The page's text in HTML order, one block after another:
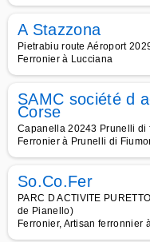
A Stazzona
Pietrabiu route Aéroport
Ferronier à Lucciana
SAMC société d
Corse
Capanella 20243 Prunelli di
Ferronier à Prunelli di
So.Co.Fer
PARC D ACTIVITE
de Pianello)
Ferronier, Artisan ferronnier